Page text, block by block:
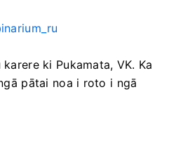
ki Pukamata, VK. Ka
pātai noa i roto i ngā